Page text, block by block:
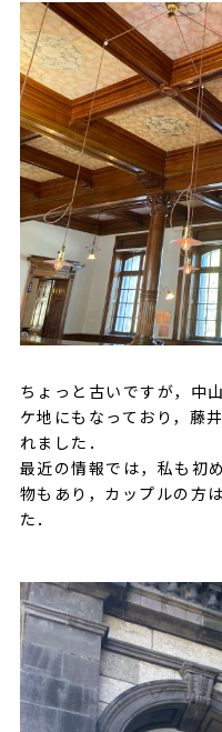
ちょっと古いですが，中
ケ地にもなっており，藤
れました．
最近の情報では，私も初
物もあり，カップルの方
た．